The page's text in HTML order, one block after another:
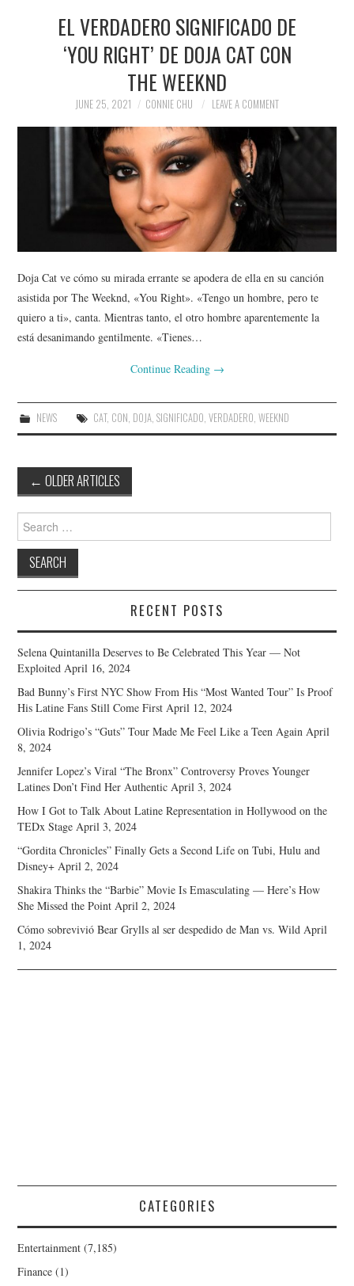
EL VERDADERO SIGNIFICADO DE
‘YOU RIGHT’ DE DOJA CAT CON
THE WEEKND
JUNE 25, 2021 CONNIE CHU LEAVE A COMMENT
Doja Cat ve cómo su mirada errante se apodera de ella en su canción
asistida por The Weeknd, «You Right». «Tengo un hombre, pero te
quiero a ti», canta. Mientras tanto, el otro hombre aparentemente la
está desanimando gentilmente. «Tienes…
Continue Reading →
NEWS CAT, CON, DOJA, SIGNIFICADO, VERDADERO, WEEKND
Post
navigation
← OLDER ARTICLES
Search
for:
RECENT POSTS
Selena Quintanilla Deserves to Be Celebrated This Year — Not
Exploited April 16, 2024
Bad Bunny’s First NYC Show From His “Most Wanted Tour” Is Proof
His Latine Fans Still Come First April 12, 2024
Olivia Rodrigo’s “Guts” Tour Made Me Feel Like a Teen Again April
8, 2024
Jennifer Lopez’s Viral “The Bronx” Controversy Proves Younger
Latines Don’t Find Her Authentic April 3, 2024
How I Got to Talk About Latine Representation in Hollywood on the
TEDx Stage April 3, 2024
“Gordita Chronicles” Finally Gets a Second Life on Tubi, Hulu and
Disney+ April 2, 2024
Shakira Thinks the “Barbie” Movie Is Emasculating — Here’s How
She Missed the Point April 2, 2024
Cómo sobrevivió Bear Grylls al ser despedido de Man vs. Wild April
1, 2024
CATEGORIES
Entertainment (7,185)
Finance (1)